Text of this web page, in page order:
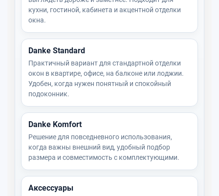
кухни, гостиной, кабинета и акцентной отделки
окна.
Danke Standard
Практичный вариант для стандартной отделки
окон в квартире, офисе, на балконе или лоджии.
Удобен, когда нужен понятный и спокойный
подоконник.
Danke Komfort
Решение для повседневного использования,
когда важны внешний вид, удобный подбор
размера и совместимость с комплектующими.
Аксессуары